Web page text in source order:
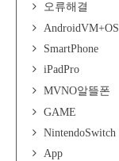
오류해결
AndroidVM+OS
SmartPhone
iPadPro
MVNO알뜰폰
GAME
NintendoSwitch
App